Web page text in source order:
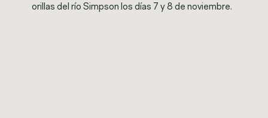
orillas del río Simpson los días 7 y 8 de noviembre.